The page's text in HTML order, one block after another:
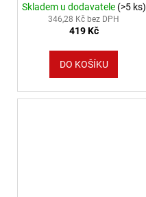
Skladem u dodavatele (>5 ks)
346,28 Kč bez DPH
419 Kč
DO KOŠÍKU